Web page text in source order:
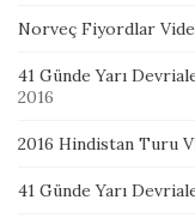
Norveç Fiyordlar
41 Günde Yarı
2016
2016 Hindistan Turu
41 Günde Yarı